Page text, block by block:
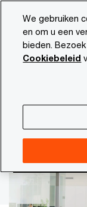
content
footer
PwC NL
Werken aan
We gebruiken
en om u een
bieden.
Cookiebeleid